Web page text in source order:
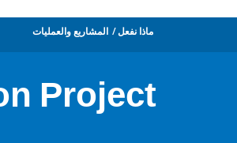
ماذا نفعل المشاريع والعمليات
Project